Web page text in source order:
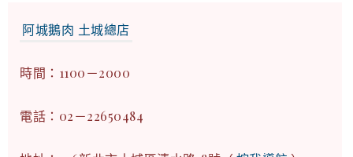
阿城鵝肉 土城總店
時間：1100－2000
電話：02－22650484